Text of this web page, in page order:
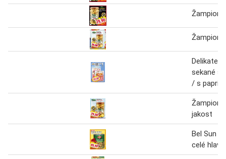
Žampiony
Žampiony
sekané
/ s
Žampiony
jakost
Bel Sun
celé hlavy